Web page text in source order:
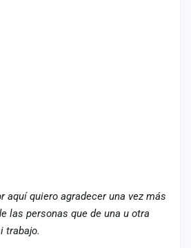
aquí quiero agradecer una vez más
las personas que de una u otra
trabajo.